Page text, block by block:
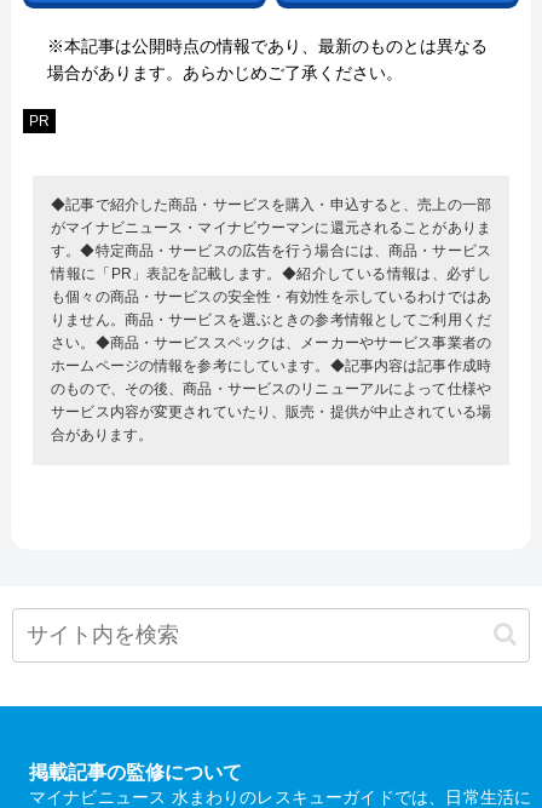
※本記事は公開時点の情報であり、最新のものとは異なる
場合があります。あらかじめご了承ください。
PR
◆記事で紹介した商品・サービスを購入・申込すると、売上の一部
がマイナビニュース・マイナビウーマンに還元されることがありま
す。◆特定商品・サービスの広告を行う場合には、商品・サービス
情報に「PR」表記を記載します。◆紹介している情報は、必ずし
も個々の商品・サービスの安全性・有効性を示しているわけではあ
りません。商品・サービスを選ぶときの参考情報としてご利用くだ
さい。◆商品・サービススペックは、メーカーやサービス事業者の
ホームページの情報を参考にしています。◆記事内容は記事作成時
のもので、その後、商品・サービスのリニューアルによって仕様や
サービス内容が変更されていたり、販売・提供が中止されている場
合があります。
掲載記事の監修について
マイナビニュース 水まわりのレスキューガイドでは、日常生活に